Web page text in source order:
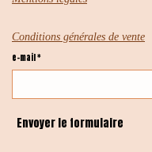
Conditions générales de vente
e-mail *
Envoyer le formulaire